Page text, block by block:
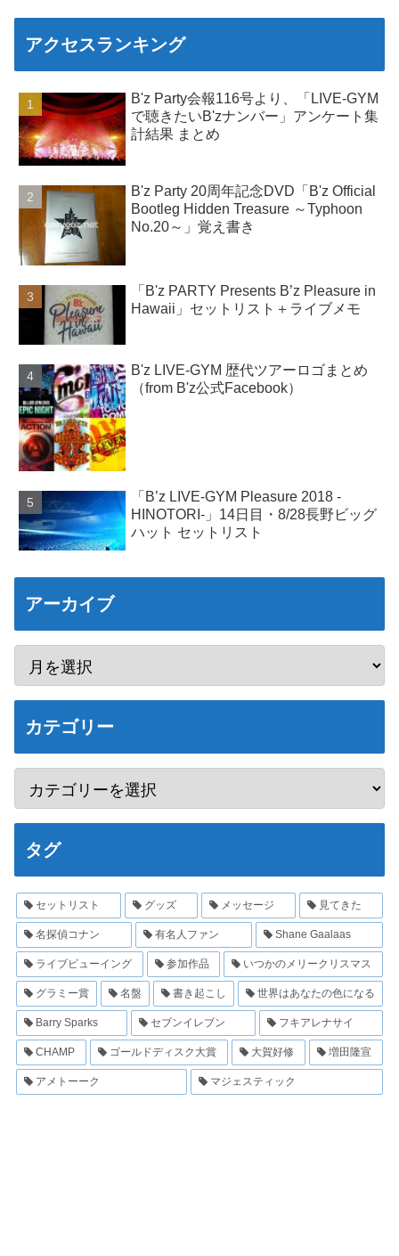
アクセスランキング
B'z Party会報116号より、「LIVE-GYM
で聴きたいB'zナンバー」アンケート集
計結果 まとめ
B'z Party 20周年記念DVD「B'z Official
Bootleg Hidden Treasure ～Typhoon
No.20～」覚え書き
「B'z PARTY Presents B’z Pleasure in
Hawaii」セットリスト＋ライブメモ
B'z LIVE-GYM 歴代ツアーロゴまとめ
（from B'z公式Facebook）
「B’z LIVE-GYM Pleasure 2018 -
HINOTORI-」14日目・8/28長野ビッグ
ハット セットリスト
アーカイブ
カテゴリー
タグ
セットリスト グッズ メッセージ 見てきた
名探偵コナン 有名人ファン Shane Gaalaas
ライブビューイング 参加作品 いつかのメリークリスマス
グラミー賞 名盤 書き起こし 世界はあなたの色になる
Barry Sparks セブンイレブン フキアレナサイ
CHAMP ゴールドディスク大賞 大賀好修 増田隆宣
アメトーーク マジェスティック